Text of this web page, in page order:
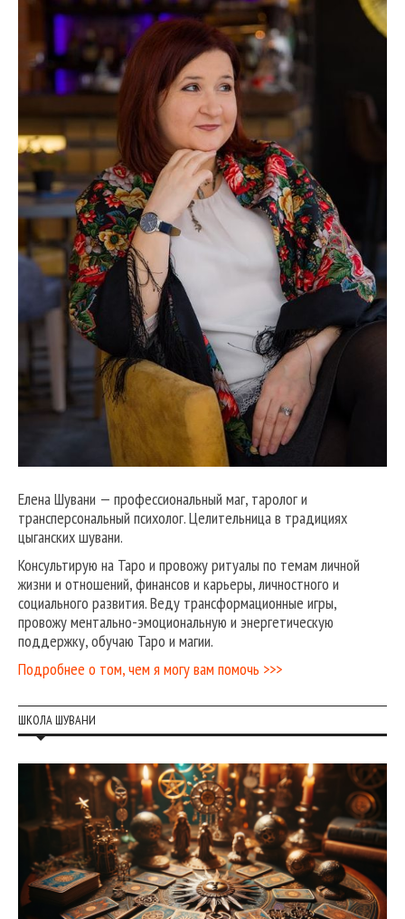
Елена Шувани — профессиональный маг, таролог и
трансперсональный психолог. Целительница в традициях
цыганских шувани.
Консультирую на Таро и провожу ритуалы по темам личной
жизни и отношений, финансов и карьеры, личностного и
социального развития. Веду трансформационные игры,
провожу ментально-эмоциональную и энергетическую
поддержку, обучаю Таро и магии.
Подробнее о том, чем я могу вам помочь >>>
ШКОЛА ШУВАНИ